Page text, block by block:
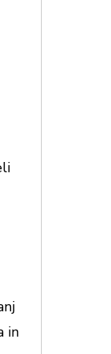
in